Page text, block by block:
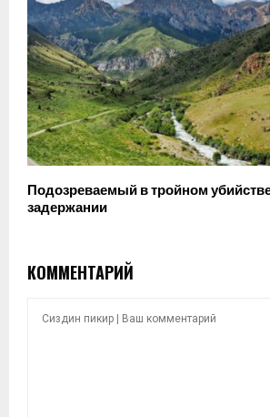
Подозреваемый в тройном
задержании
КОММЕНТАРИЙ